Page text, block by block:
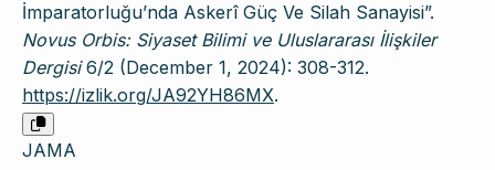
İmparatorluğu’nda Askerî Güç Ve Silah Sanayisi”.
Novus Orbis: Siyaset Bilimi ve Uluslararası İlişkiler
Dergisi6/2 (December 1, 2024): 308-312.
https://izlik.org/JA92YH86MX.
JAMA